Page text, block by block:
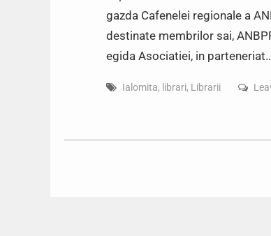
gazda Cafenelei regionale a
destinate membrilor sai,
egida Asociatiei, in
Ialomita, librari, Librarii